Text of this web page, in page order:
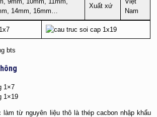
14mm, 16mm…
Xuất xứ
Nam
1×7
1×19
từ nguyên liệu thô là thép cacbon nhập khẩu